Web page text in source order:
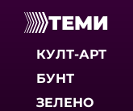
ТЕМИ
КУЛТ-АРТ
БУНТ
ЗЕЛЕНО